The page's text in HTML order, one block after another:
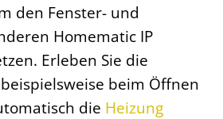
den Fenster- und
Homematic IP
Erleben Sie die
beim Öffnen
die Heizung